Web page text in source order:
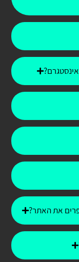
את האתר?